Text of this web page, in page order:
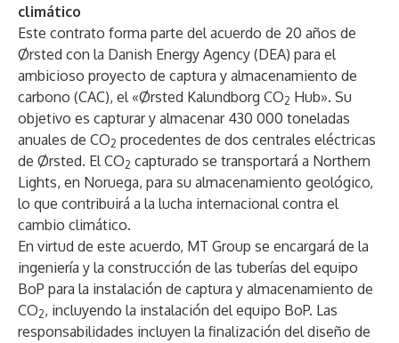
climático
Este contrato forma parte del acuerdo de 20 años de
Ørsted con la Danish Energy Agency (DEA) para el
ambicioso proyecto de captura y almacenamiento de
carbono (CAC), el «Ørsted Kalundborg CO2 Hub». Su
objetivo es capturar y almacenar 430 000 toneladas
anuales de CO2 procedentes de dos centrales eléctricas
de Ørsted. El CO2 capturado se transportará a Northern
Lights, en Noruega, para su almacenamiento geológico,
lo que contribuirá a la lucha internacional contra el
cambio climático.
En virtud de este acuerdo, MT Group se encargará de la
ingeniería y la construcción de las tuberías del equipo
BoP para la instalación de captura y almacenamiento de
CO2, incluyendo la instalación del equipo BoP. Las
responsabilidades incluyen la finalización del diseño de